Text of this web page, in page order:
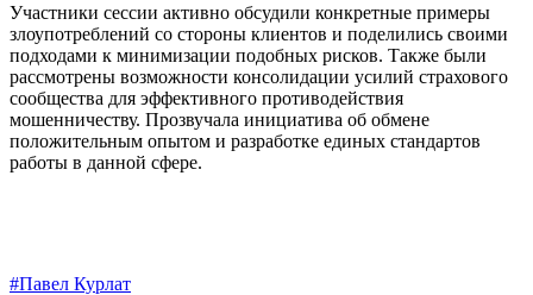
Участники сессии активно обсудили конкретные примеры
злоупотреблений со стороны клиентов и поделились своими
подходами к минимизации подобных рисков. Также были
рассмотрены возможности консолидации усилий страхового
сообщества для эффективного противодействия
мошенничеству. Прозвучала инициатива об обмене
положительным опытом и разработке единых стандартов
работы в данной сфере.
#Павел Курлат